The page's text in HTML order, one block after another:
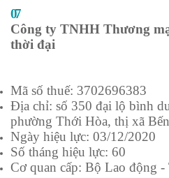
07
Công ty TNHH Thương
thời đại
Mã số thuế: 3702696383
Địa chỉ: số 350 đại lộ bình
phường Thới Hòa, thị xã
Ngày hiệu lực: 03/12/2020
Số tháng hiệu lực: 60
Cơ quan cấp: Bộ Lao động